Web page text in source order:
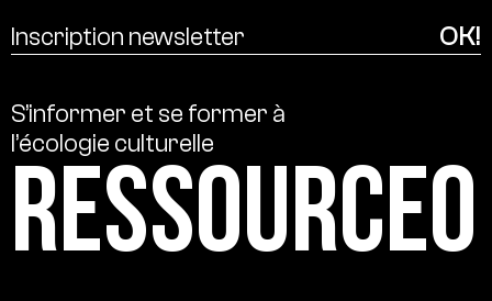
S’informer et se former à
l’écologie culturelle
Ressource0